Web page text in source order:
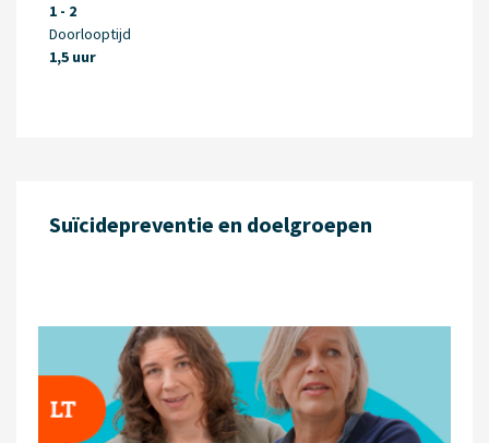
1 - 2
Doorlooptijd
1,5 uur
Suïcidepreventie en doelgroepen